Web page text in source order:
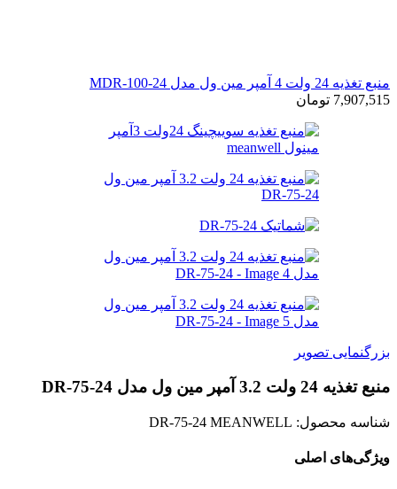
منبع تغذیه 24 ولت 4 آمپر مین ول مدل MDR-100-24
7,907,515 تومان
بزرگنمایی تصویر
منبع تغذیه 24 ولت 3.2 آمپر مین ول مدل DR-75-24
شناسه محصول: DR-75-24 MEANWELL
ویژگی‌های اصلی